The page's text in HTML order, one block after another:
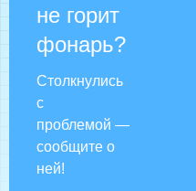
не горит
фонарь?
Столкнулись
с
проблемой —
сообщите о
ней!